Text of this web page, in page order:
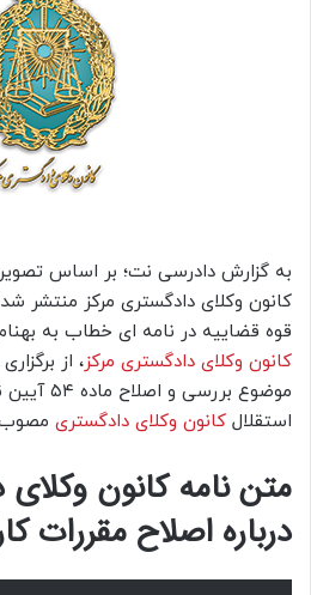
به گزارش دادرسی نت؛ بر اساس تصویر
کانون وکلای دادگستری مرکز منتشر
قوه قضاییه در نامه ای خطاب به
کانون وکلای دادگستری مرکز
موضوع
استقلال کانون وکلای دادگستری مصوب ۱۴۰۰، خبر داده
متن نامه کانون
درباره اصلاح مقررات